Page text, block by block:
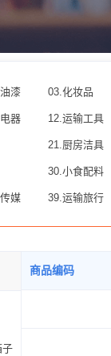
漆 03.化妆品
器 12.运输工具
21.厨房洁具
30.小食配料
媒 39.运输旅行
子
商品编码